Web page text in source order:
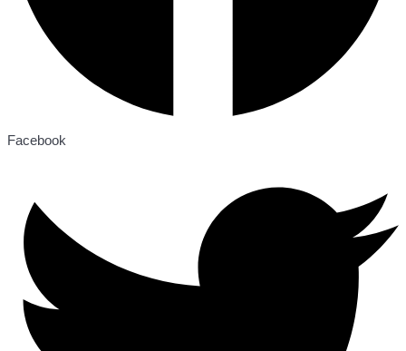
Facebook